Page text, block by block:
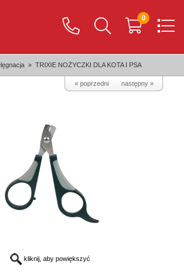
0
» TRIXIE NOŻYCZKI DLA KOTA I PSA
« poprzedni następny »
kliknij, aby powiększyć